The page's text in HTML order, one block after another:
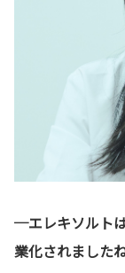
─エレキソルト
業化されました